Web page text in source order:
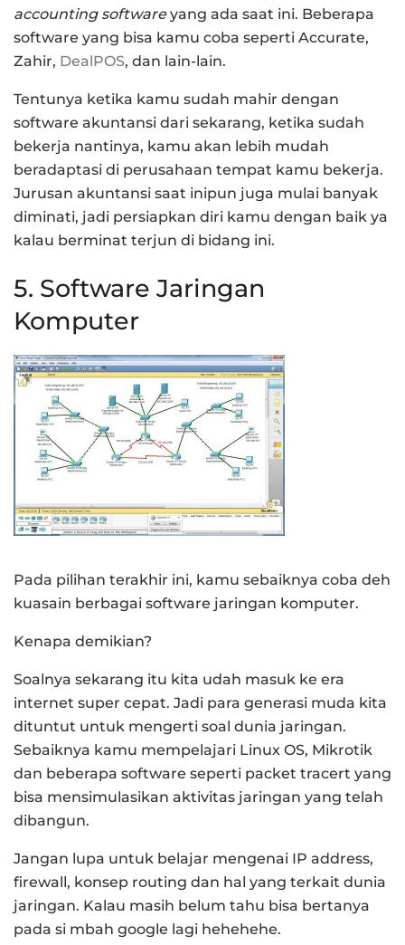
accounting softwareyang ada saat ini. Beberapa
software yang bisa kamu coba seperti Accurate,
Zahir, DealPOS, dan lain-lain.
Tentunya ketika kamu sudah mahir dengan
software akuntansi dari sekarang, ketika sudah
bekerja nantinya, kamu akan lebih mudah
beradaptasi di perusahaan tempat kamu bekerja.
Jurusan akuntansi saat inipun juga mulai banyak
diminati, jadi persiapkan diri kamu dengan baik ya
kalau berminat terjun di bidang ini.
5. Software Jaringan
Komputer
Pada pilihan terakhir ini, kamu sebaiknya coba deh
kuasain berbagai software jaringan komputer.
Kenapa demikian?
Soalnya sekarang itu kita udah masuk ke era
internet super cepat. Jadi para generasi muda kita
dituntut untuk mengerti soal dunia jaringan.
Sebaiknya kamu mempelajari Linux OS, Mikrotik
dan beberapa software seperti packet tracert yang
bisa mensimulasikan aktivitas jaringan yang telah
dibangun.
Jangan lupa untuk belajar mengenai IP address,
firewall, konsep routing dan hal yang terkait dunia
jaringan. Kalau masih belum tahu bisa bertanya
pada si mbah google lagi hehehehe.